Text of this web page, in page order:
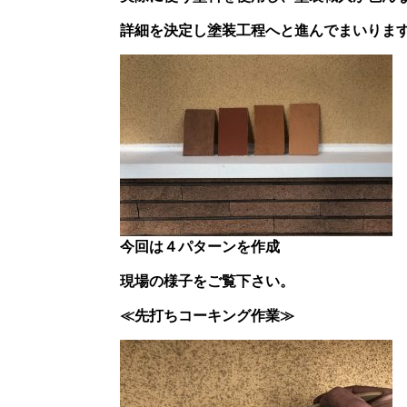
詳細を決定し塗装工程へと進んでまいりま
今回は４パターンを作成
現場の様子をご覧下さい。
≪先打ちコーキング作業≫